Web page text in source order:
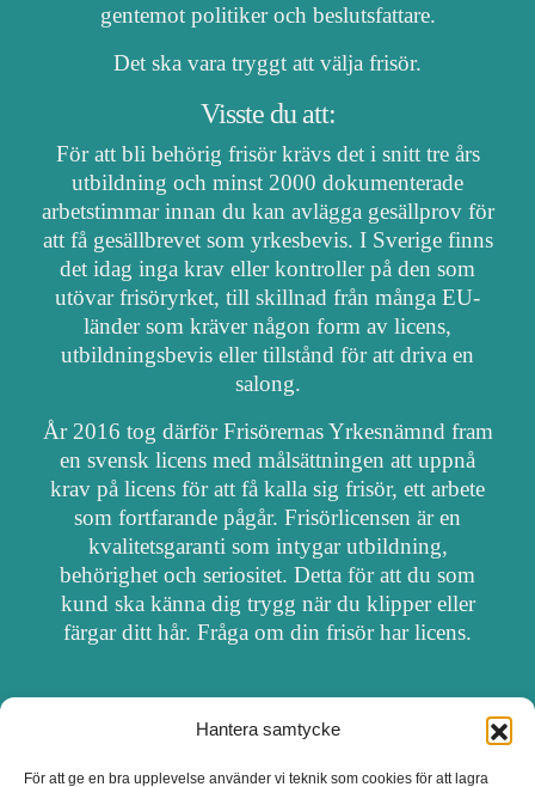
Hantera samtycke
För att ge en bra upplevelse använder vi teknik som cookies för att lagra
gentemot politiker och beslutsfattare.
Det ska vara tryggt att välja frisör.
Visste du att:
För att bli behörig frisör krävs det i snitt tre års
utbildning och minst 2000 dokumenterade
arbetstimmar innan du kan avlägga gesällprov för
att få gesällbrevet som yrkesbevis. I Sverige finns
det idag inga krav eller kontroller på den som
utövar frisöryrket, till skillnad från många EU-
länder som kräver någon form av licens,
utbildningsbevis eller tillstånd för att driva en
salong.
År 2016 tog därför Frisörernas Yrkesnämnd fram
en svensk licens med målsättningen att uppnå
krav på licens för att få kalla sig frisör, ett arbete
som fortfarande pågår. Frisörlicensen är en
kvalitetsgaranti som intygar utbildning,
behörighet och seriositet. Detta för att du som
kund ska känna dig trygg när du klipper eller
färgar ditt hår. Fråga om din frisör har licens.
OM FRISÖRSÖK